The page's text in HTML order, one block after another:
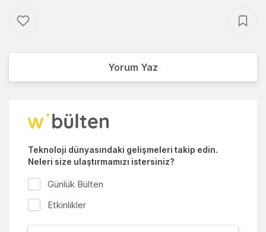
Yorum Yaz
Teknoloji dünyasındaki gelişmeleri takip edin.
Neleri size ulaştırmamızı istersiniz?
Günlük Bülten
Etkinlikler